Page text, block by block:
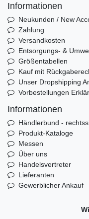
Informationen
Neukunden / New
Zahlung
Versandkosten
Entsorgungs- &
Größentabellen
Kauf mit
Unser Dropshipping
Vorbestellungen
Informationen
Händlerbund -
Produkt-Kataloge
Messen
Über uns
Handelsvertreter
Lieferanten
Gewerblicher Ankauf